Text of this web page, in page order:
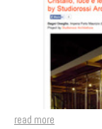
read more